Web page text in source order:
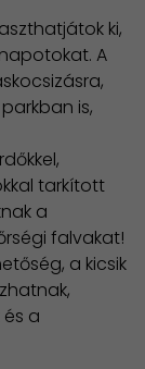
ki,
A
is,
tarkított
a
falvakat!
a kicsik
a